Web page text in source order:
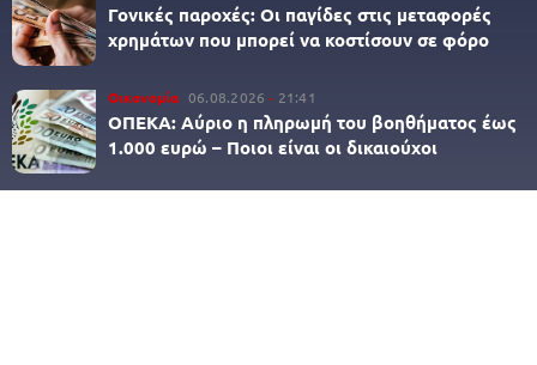
Γονικές παροχές: Οι παγίδες στις μεταφορές
χρημάτων που μπορεί να κοστίσουν σε φόρο
Οικονομία 06.08.2026 21:41
ΟΠΕΚΑ: Αύριο η πληρωμή του βοηθήματος έως
1.000 ευρώ – Ποιοι είναι οι δικαιούχοι